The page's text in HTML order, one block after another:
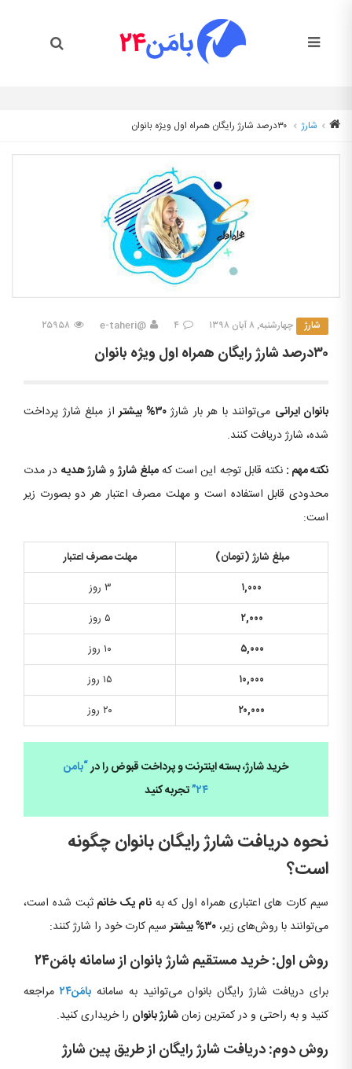
شارژ
شارژ چهارشنبه, ۸ آبان ۱۳۹۸ ۴ @e-taheri ۲۵۹۵۸
۳۰درصد شارژ رایگان همراه اول ویژه بانوان
بانوان ایرانی می‌توانند با هر بار شارژ۳۰% بیشتر
از مبلغ شارژ پرداخت
شده، شارژ دریافت کنند.
نکته مهم : نکته قابل توجه این است کهمبلغ شارژوشارژ هدیه در مدت
محدودی قابل استفاده است و مهلت مصرف اعتبار هر دو بصورت زیر
است:
مبلغ شارژ (تومان)
مهلت مصرف اعتبار
۱,۰۰۰
۳ روز
۲,۰۰۰
۵ روز
۵,۰۰۰
۱۰ روز
۱۰,۰۰۰
۱۵ روز
۲۰,۰۰۰
۲۰ روز
خرید شارژ، بسته اینترنت و پرداخت قبوض را در“بامن
۲۴” تجربه کنید
نحوه دریافت شارژ رایگان بانوان چگونه
است؟
سیم کارت های اعتباری همراه اول که بهنام یک خانم ثبت شده است،
می‌توانند با روش‌های زیر،۳۰% بیشتر سیم کارت خود را شارژ کنند:
روش اول: خرید مستقیم شارژ بانوان از سامانه بامَن۲۴
برای دریافت شارژ رایگان بانوان می‌توانید به سامانهبامَن۲۴
مراجعه
کنید و به راحتی و در کمترین زمانشارژ بانوان را خریداری کنید.
روش دوم: دریافت شارژ رایگان از طریق پین شارژ